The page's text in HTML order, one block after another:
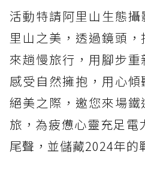
活動特請阿里山生態
里山之美，透過鏡頭，
來趟慢旅行，用腳步
感受自然擁抱，用心
絕美之際，邀您來場
旅，為疲憊心靈充足電
尾聲，並儲藏2024年的